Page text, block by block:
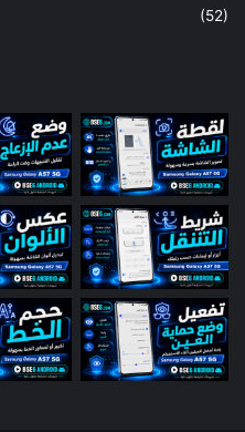
(52)